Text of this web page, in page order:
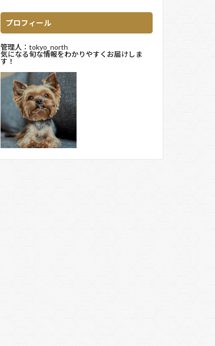
プロフィール
管理人：tokyo_north
気になる旬な情報をわかりやすくお届けしま
す！